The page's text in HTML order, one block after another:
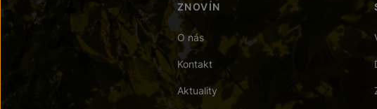
ZNOVÍN
O nás
Kontakt
Aktuality